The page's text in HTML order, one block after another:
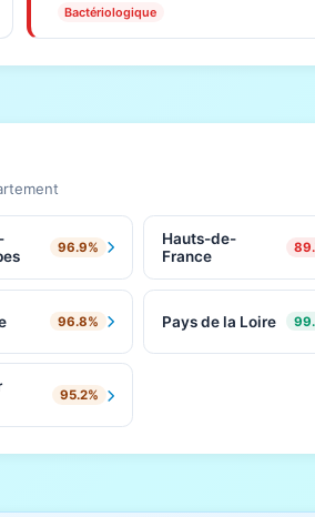
Bactériologique
96.9%
Hauts-de-
France
96.8% Pays de la Loire
95.2%